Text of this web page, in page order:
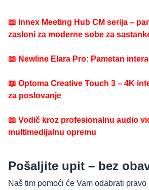
📖 Innex Meeting Hub CM serija –
zasloni za moderne sobe za
📖 Newline Elara Pro: Pametan
📖 Optoma Creative Touch 3 – 4K
za poslovanje
📖 Vodič kroz profesionalnu audio
multimedijalnu opremu
Pošaljite upit – bez
Naš tim pomoći će Vam odabrati